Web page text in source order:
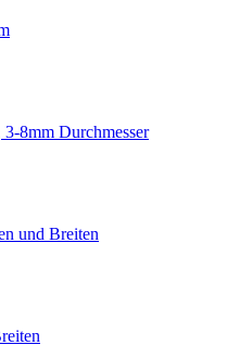
8mm Durchmesser
und Breiten